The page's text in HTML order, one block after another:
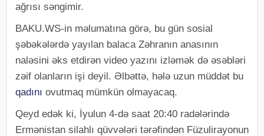
ağrısı səngimir.
BAKU.WS-in məlumatına görə, bu gün sosial
şəbəkələrdə yayılan balaca Zəhranın anasının
naləsini əks etdirən video yazını izləmək də əsəbləri
zəif olanların işi deyil. Əlbəttə, hələ uzun müddət bu
qadını ovutmaq mümkün olmayacaq.
Qeyd edək ki, İyulun 4-də saat 20:40 radələrində
Ermənistan silahlı qüvvələri tərəfindən Füzulirayonun